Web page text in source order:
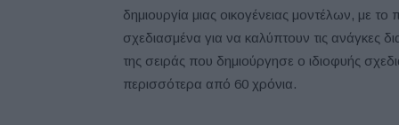
δημιουργία μιας οικογένειας μοντέλων, με
σχεδιασμένα για να καλύπτουν τις ανάγκες
της σειράς που δημιούργησε ο ιδιοφυής
περισσότερα από 60 χρόνια.